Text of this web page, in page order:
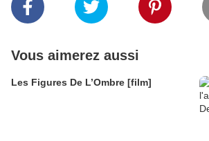
Vous aimerez aussi
Les Figures De L’Ombre [film]